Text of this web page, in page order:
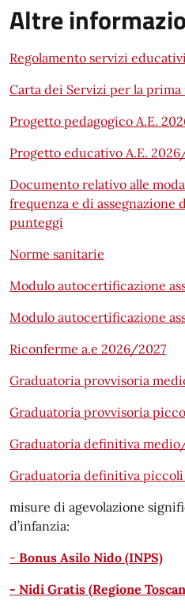
Altre
Regolamento servizi
Carta dei Servizi per la prima
Progetto pedagogico A.E.
Progetto educativo A.E.
Documento relativo alle
frequenza e di
punteggi
Norme sanitarie
Modulo autocertificazione
Modulo autocertificazione
Riconferme a.e 2026/2027
Graduatoria provvisoria
Graduatoria provvisoria
Graduatoria definitiva
Graduatoria definitiva
misure di agevolazione
d’infanzia:
- Bonus Asilo Nido (INPS)
- Nidi Gratis (Regione